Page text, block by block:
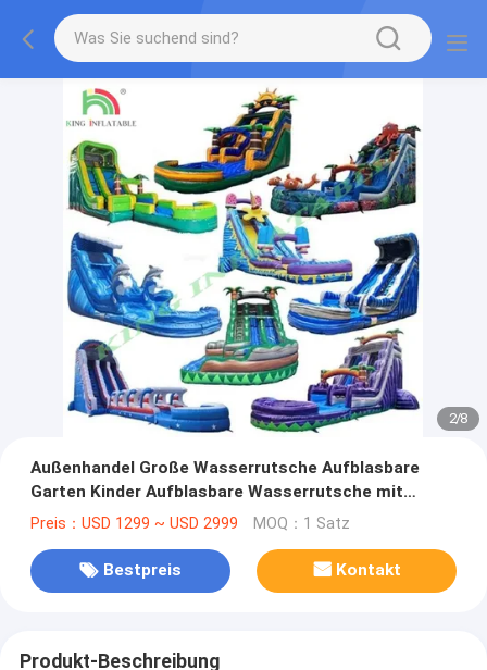
2/8
Außenhandel Große Wasserrutsche Aufblasbare
Garten Kinder Aufblasbare Wasserrutsche mit
Schwimmbad
Preis：USD 1299 ~ USD 2999 MOQ：1 Satz
Bestpreis Kontakt
Produkt-Beschreibung